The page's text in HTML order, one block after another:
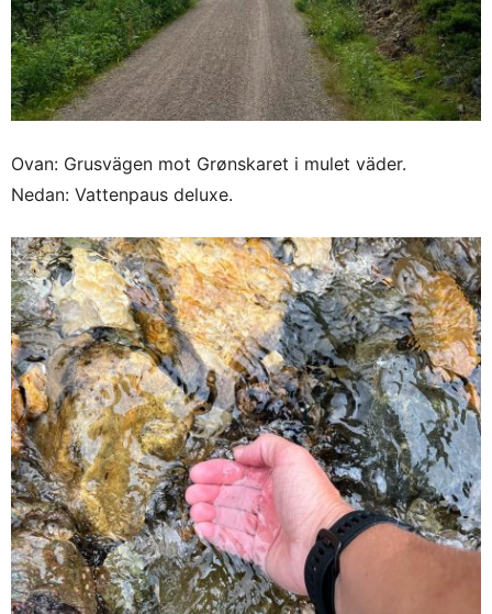
Ovan: Grusvägen mot Grønskaret i mulet väder.
Nedan: Vattenpaus deluxe.